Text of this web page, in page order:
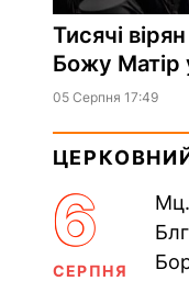
Тисячі
Божу Матір
05 Серпня 17:49
6
СЕРПНЯ